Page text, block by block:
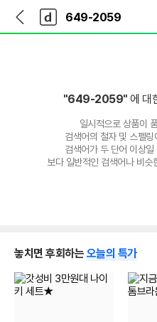
다
나
와
가
다
와
"649-2059"에 대
일시적으로 상품이
검색어의 철자 및 스펠
검색어가 두 단어 이상
보다 일반적인 검색어나 비
놓치면 후회하는 오늘의 특가